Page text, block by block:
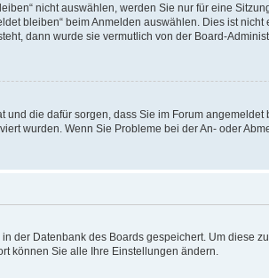
nicht auswählen, werden Sie nur für eine
bleiben“ beim Anmelden auswählen. Dies ist
dann wurde sie vermutlich von der Board-
und die dafür sorgen, dass Sie im Forum
wurden. Wenn Sie Probleme bei der An- oder
der Datenbank des Boards gespeichert. Um diese
können Sie alle Ihre Einstellungen ändern.